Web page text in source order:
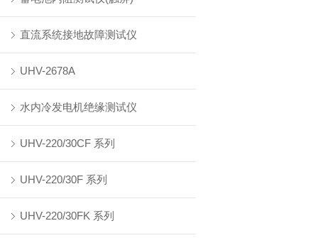
直流系统接地故障测试仪
UHV-2678A
水内冷发电机绝缘测试仪
UHV-220/30CF 系列
UHV-220/30F 系列
UHV-220/30FK 系列